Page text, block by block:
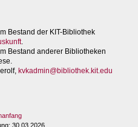
Bestand der KIT-Bibliothek
.
Bestand anderer Bibliotheken
kvkadmin@bibliothek.kit.edu
: 30.03.2026